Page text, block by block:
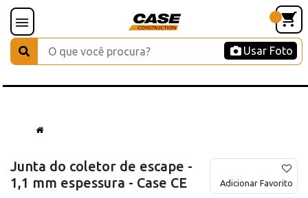
Usar Foto
Junta do coletor de escape -
1,1 mm espessura - Case CE
Adicionar Favorito